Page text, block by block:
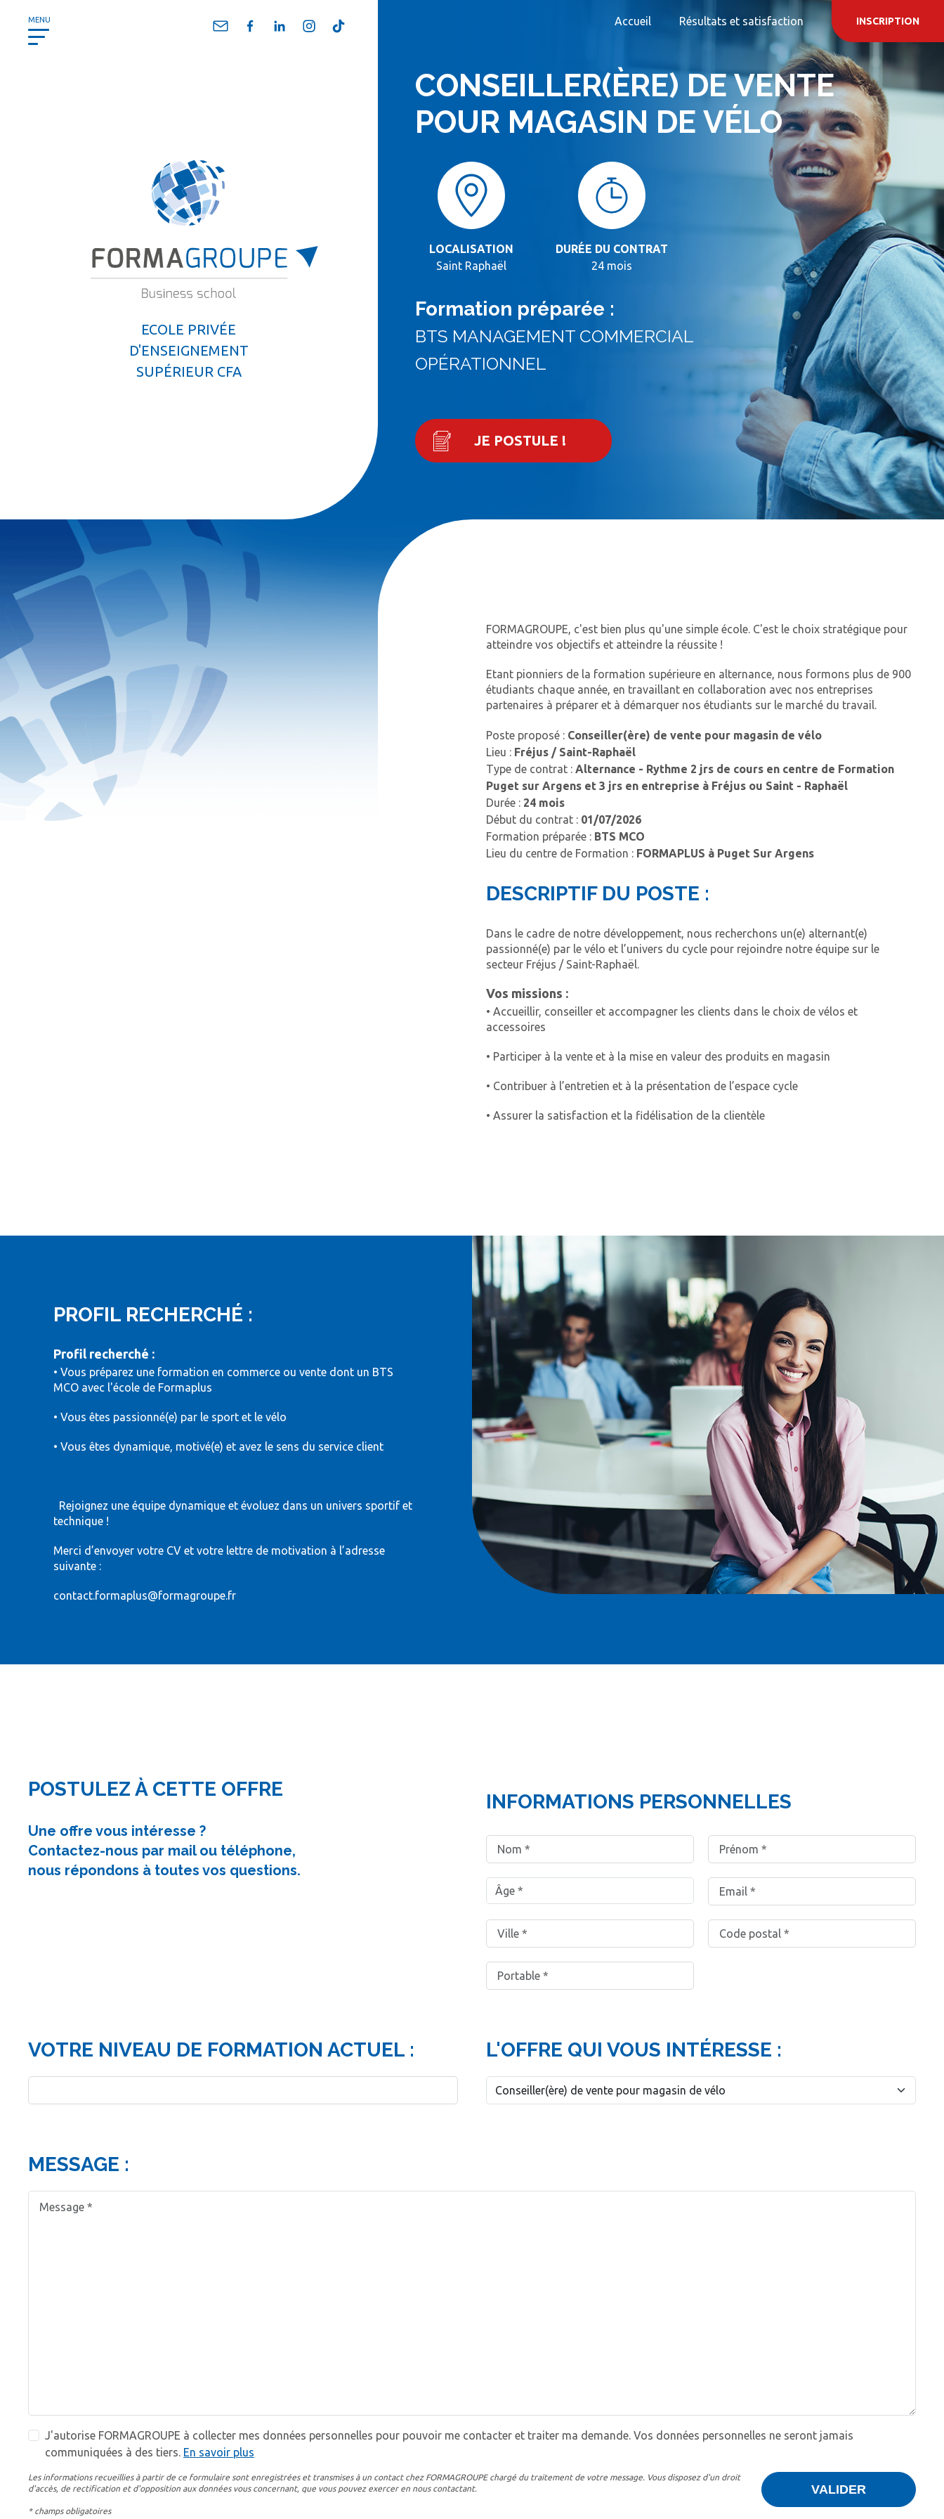
MENU Accueil Résultats et satisfaction INSCRIPTION
ECOLE PRIVÉE
D'ENSEIGNEMENT
SUPÉRIEUR CFA
CONSEILLER(ÈRE) DE VENTE
POUR MAGASIN DE VÉLO
LOCALISATION
Saint Raphaël
DURÉE DU CONTRAT
24 mois
Formation préparée :
BTS MANAGEMENT COMMERCIAL
OPÉRATIONNEL
JE POSTULE !
FORMAGROUPE, c'est bien plus qu'une simple école. C'est le choix stratégique pour
atteindre vos objectifs et atteindre la réussite !
Etant pionniers de la formation supérieure en alternance, nous formons plus de 900
étudiants chaque année, en travaillant en collaboration avec nos entreprises
partenaires à préparer et à démarquer nos étudiants sur le marché du travail.
Poste proposé : Conseiller(ère) de vente pour magasin de vélo
Lieu : Fréjus / Saint-Raphaël
Type de contrat : Alternance - Rythme 2 jrs de cours en centre de Formation
Puget sur Argens et 3 jrs en entreprise à Fréjus ou Saint - Raphaël
Durée : 24 mois
Début du contrat : 01/07/2026
Formation préparée : BTS MCO
Lieu du centre de Formation : FORMAPLUS à Puget Sur Argens
DESCRIPTIF DU POSTE :
Dans le cadre de notre développement, nous recherchons un(e) alternant(e)
passionné(e) par le vélo et l’univers du cycle pour rejoindre notre équipe sur le
secteur Fréjus / Saint-Raphaël.
Vos missions :
• Accueillir, conseiller et accompagner les clients dans le choix de vélos et
accessoires
• Participer à la vente et à la mise en valeur des produits en magasin
• Contribuer à l’entretien et à la présentation de l’espace cycle
• Assurer la satisfaction et la fidélisation de la clientèle
PROFIL RECHERCHÉ :
Profil recherché :
• Vous préparez une formation en commerce ou vente dont un BTS
MCO avec l'école de Formaplus
• Vous êtes passionné(e) par le sport et le vélo
• Vous êtes dynamique, motivé(e) et avez le sens du service client
Rejoignez une équipe dynamique et évoluez dans un univers sportif et
technique !
Merci d’envoyer votre CV et votre lettre de motivation à l’adresse
suivante :
contact.formaplus@formagroupe.fr
POSTULEZ À CETTE OFFRE
Une offre vous intéresse ?
Contactez-nous par mail ou téléphone,
nous répondons à toutes vos questions.
INFORMATIONS PERSONNELLES
VOTRE NIVEAU DE FORMATION ACTUEL : L'OFFRE QUI VOUS INTÉRESSE :
MESSAGE :
J'autorise FORMAGROUPE à collecter mes données personnelles pour pouvoir me contacter et traiter ma demande. Vos données personnelles ne seront jamais
communiquées à des tiers. En savoir plus
Les informations recueillies à partir de ce formulaire sont enregistrées et transmises à un contact chez FORMAGROUPE chargé du traitement de votre message. Vous disposez d'un droit
d'accès, de rectification et d'opposition aux données vous concernant, que vous pouvez exercer en nous contactant.
* champs obligatoires